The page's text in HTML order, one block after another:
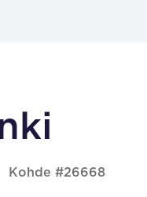
Kohde #26668